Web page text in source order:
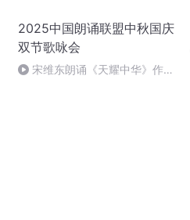
2025中国朗诵联盟中秋国庆
双节歌咏会
宋维东朗诵《天耀中华》作